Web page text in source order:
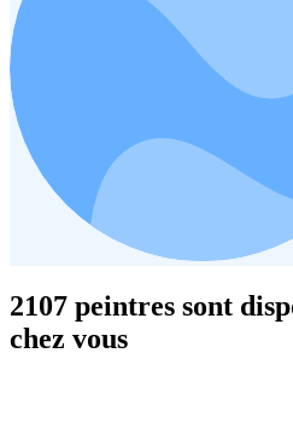
2107 peintres sont
chez vous